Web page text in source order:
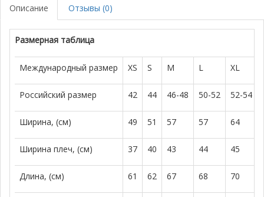
Описание Отзывы (0)
Размерная таблица
Международный размер XS S M L XL
Российский размер 42 44 46-48 50-52 52-54
Ширина, (см) 49 51 57 57 64
Ширина плеч, (см) 37 40 43 44 45
Длина, (см) 61 62 67 68 70